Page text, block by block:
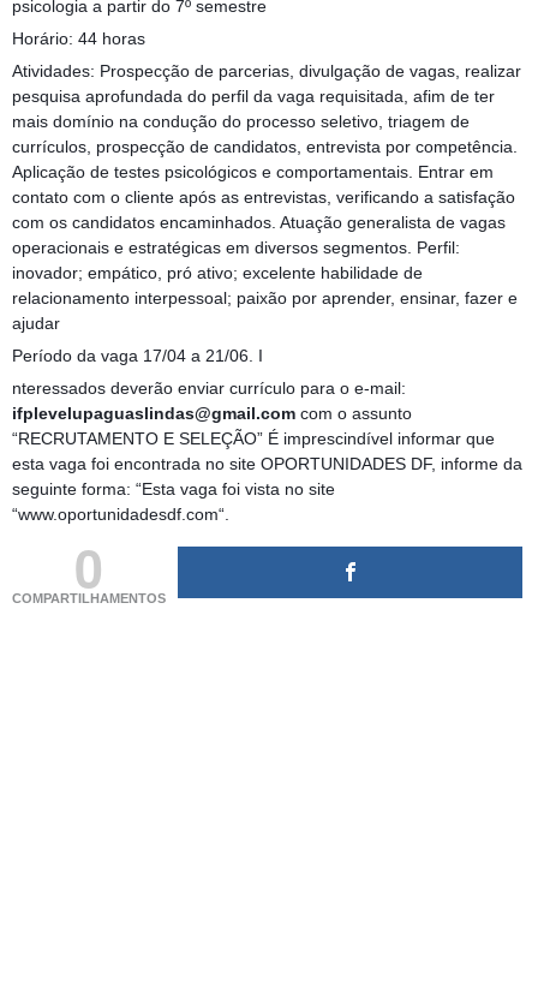
psicologia a partir do 7º semestre
Horário: 44 horas
Atividades: Prospecção de parcerias, divulgação de vagas, realizar
pesquisa aprofundada do perfil da vaga requisitada, afim de ter
mais domínio na condução do processo seletivo, triagem de
currículos, prospecção de candidatos, entrevista por competência.
Aplicação de testes psicológicos e comportamentais. Entrar em
contato com o cliente após as entrevistas, verificando a satisfação
com os candidatos encaminhados. Atuação generalista de vagas
operacionais e estratégicas em diversos segmentos. Perfil:
inovador; empático, pró ativo; excelente habilidade de
relacionamento interpessoal; paixão por aprender, ensinar, fazer e
ajudar
Período da vaga 17/04 a 21/06. I
nteressados deverão enviar currículo para o e-mail:
ifplevelupaguaslindas@gmail.com com o assunto
“RECRUTAMENTO E SELEÇÃO” É imprescindível informar que
esta vaga foi encontrada no site OPORTUNIDADES DF, informe da
seguinte forma: “Esta vaga foi vista no site
“www.oportunidadesdf.com“.
0
COMPARTILHAMENTOS